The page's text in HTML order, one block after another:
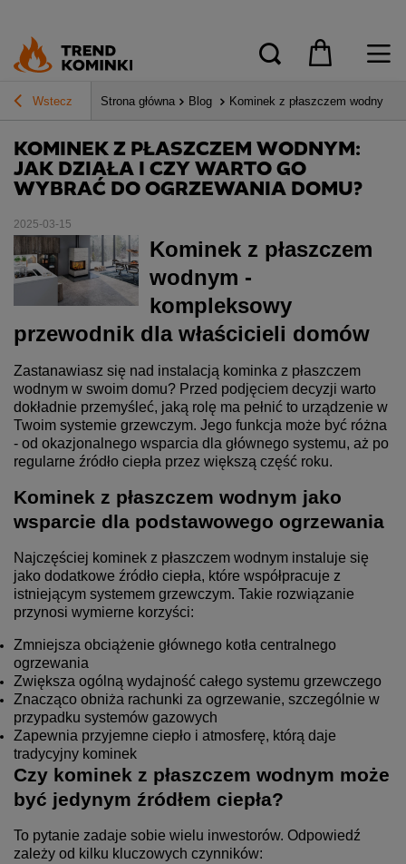
Wstecz Strona główna Blog Kominek z płaszczem wodnym:
KOMINEK Z PŁASZCZEM WODNYM:
JAK DZIAŁA I CZY WARTO GO
WYBRAĆ DO OGRZEWANIA DOMU?
2025-03-15
Kominek z płaszczem
wodnym -
kompleksowy
przewodnik dla właścicieli domów
Zastanawiasz się nad instalacją kominka z płaszczem
wodnym w swoim domu? Przed podjęciem decyzji warto
dokładnie przemyśleć, jaką rolę ma pełnić to urządzenie w
Twoim systemie grzewczym. Jego funkcja może być różna
- od okazjonalnego wsparcia dla głównego systemu, aż po
regularne źródło ciepła przez większą część roku.
Kominek z płaszczem wodnym jako
wsparcie dla podstawowego ogrzewania
Najczęściej kominek z płaszczem wodnym instaluje się
jako dodatkowe źródło ciepła, które współpracuje z
istniejącym systemem grzewczym. Takie rozwiązanie
przynosi wymierne korzyści:
Zmniejsza obciążenie głównego kotła centralnego
ogrzewania
Zwiększa ogólną wydajność całego systemu grzewczego
Znacząco obniża rachunki za ogrzewanie, szczególnie w
przypadku systemów gazowych
Zapewnia przyjemne ciepło i atmosferę, którą daje
tradycyjny kominek
Czy kominek z płaszczem wodnym może
być jedynym źródłem ciepła?
To pytanie zadaje sobie wielu inwestorów. Odpowiedź
zależy od kilku kluczowych czynników: